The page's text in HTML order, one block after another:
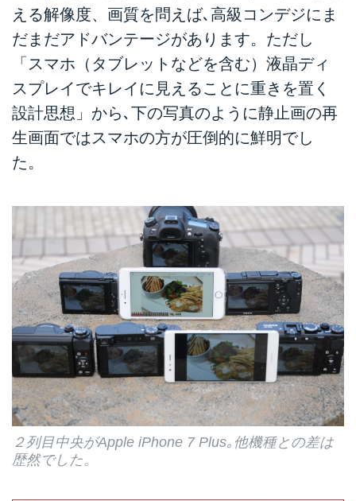
える解像度、画質を問えば､高級コンデジにま
だまだアドバンテージがあります。ただし
「スマホ（タブレットなどを含む）液晶ディ
スプレイでキレイに見えることに重きを置く
設計思想」から､下の写真のように静止画の再
生画面ではスマホの方が圧倒的に鮮明でし
た。
２列目中央がApple iPhone 7 Plus｡他機種との差は
歴然でした。